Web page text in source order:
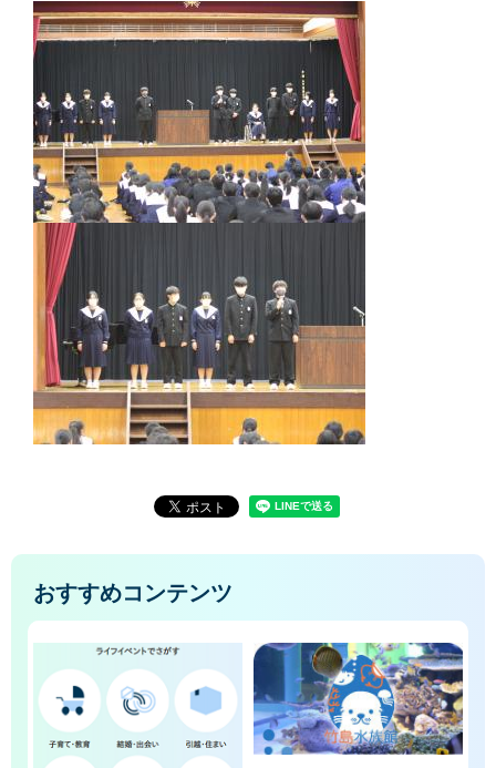
おすすめコンテンツ